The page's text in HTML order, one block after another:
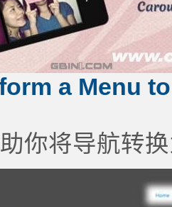
a Menu
你将导航转